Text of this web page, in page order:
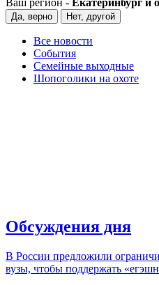
Ваш регион - Екатеринбург и
Да, верно Нет, другой
Все новости
События
Семейные выходные
Шопоголики на охоте
Обсуждения дня
В России предложили
вузы, чтобы поддержать